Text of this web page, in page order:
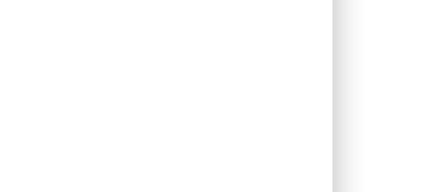
de Enerclub, hablaron del punto de
invasión rusa en Ucrania.
la geopolítica son los aspectos principales
Por eso, es importante tener un plan de
de las compañías e integrado en la toma